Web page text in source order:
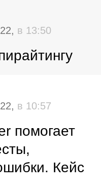
в 13:50
в 10:57
помогает
Кейс